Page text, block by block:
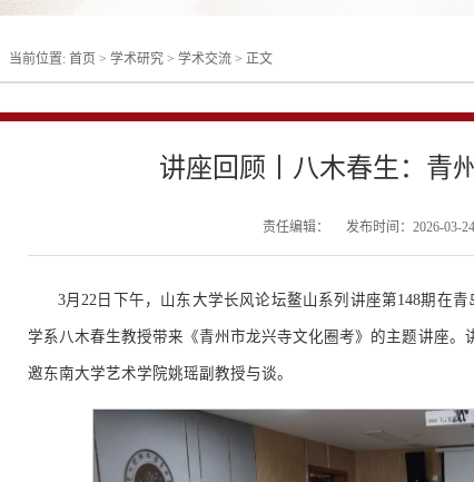
当前位置: 首页> 学术研究> 学术交流> 正文
讲座回顾丨八木春生：青
责任编辑： 发布时间：2026-03-24
3月22日下午，山东大学长风论坛鳌山系列讲座第148期在
学系八木春生教授带来《青州市龙兴寺文化圈考》的主题讲座
邀东南大学艺术学院姚瑶副教授与谈。